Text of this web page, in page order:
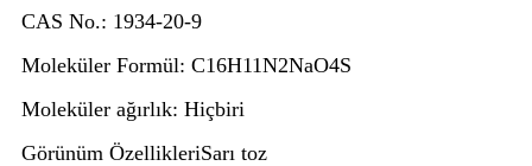
CAS No.: 1934-20-9
Moleküler Formül: C16H11N2NaO4S
Moleküler ağırlık: Hiçbiri
Görünüm ÖzellikleriSarı toz